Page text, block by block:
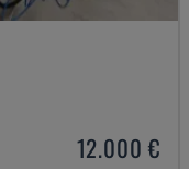
12.000 €